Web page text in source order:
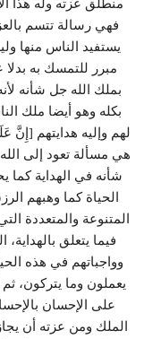
منطلق عزته وله هذا
فهي رسالة تتسم
يستفيد الناس منها
مبرر للتمسك به
بملك الله جل شأنه
بكله وهو أيضا ملك
لهم وإليه هدايتهم [إِنَّ
هي مسألة تعود إلى
شأنه في الهداية كما
الحياة كما وهبهم
المتنوعة والمتعددة
فيما يتعلق
وواجباتهم في هذه
يعملون وما يتركون،
على الإحسان
الملك ومن عزته أن